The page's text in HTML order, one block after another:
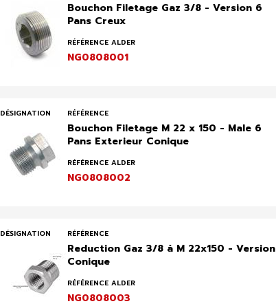
Bouchon Filetage Gaz 3/8 - Version 6
Pans Creux
RÉFÉRENCE ALDER
NG0808001
DÉSIGNATION RÉFÉRENCE
Bouchon Filetage M 22 x 150 - Male 6
Pans Exterieur Conique
RÉFÉRENCE ALDER
NG0808002
DÉSIGNATION RÉFÉRENCE
Reduction Gaz 3/8 à M 22x150 - Version
Conique
RÉFÉRENCE ALDER
NG0808003